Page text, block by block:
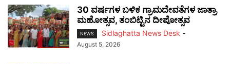
30 ವರ್ಷಗಳ ಬಳಿಕ ಗ್ರಾಮದೇವತೆಗಳ ಜಾತ್ರಾ
ಮಹೋತ್ಸವ, ತಂಬಿಟ್ಟಿನ ದೀಪೋತ್ಸವ
NEWS Sidlaghatta News Desk -
August 5, 2026